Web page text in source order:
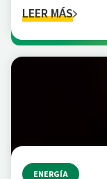
LEER MÁS
ENERGÍA